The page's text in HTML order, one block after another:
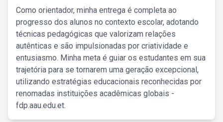
Como orientador, minha entrega é completa ao
progresso dos alunos no contexto escolar, adotando
técnicas pedagógicas que valorizam relações
autênticas e são impulsionadas por criatividade e
entusiasmo. Minha meta é guiar os estudantes em sua
trajetória para se tornarem uma geração excepcional,
utilizando estratégias educacionais reconhecidas por
renomadas instituições acadêmicas globais -
fdp.aau.edu.et.